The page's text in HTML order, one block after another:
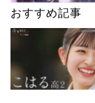
おすすめ記事